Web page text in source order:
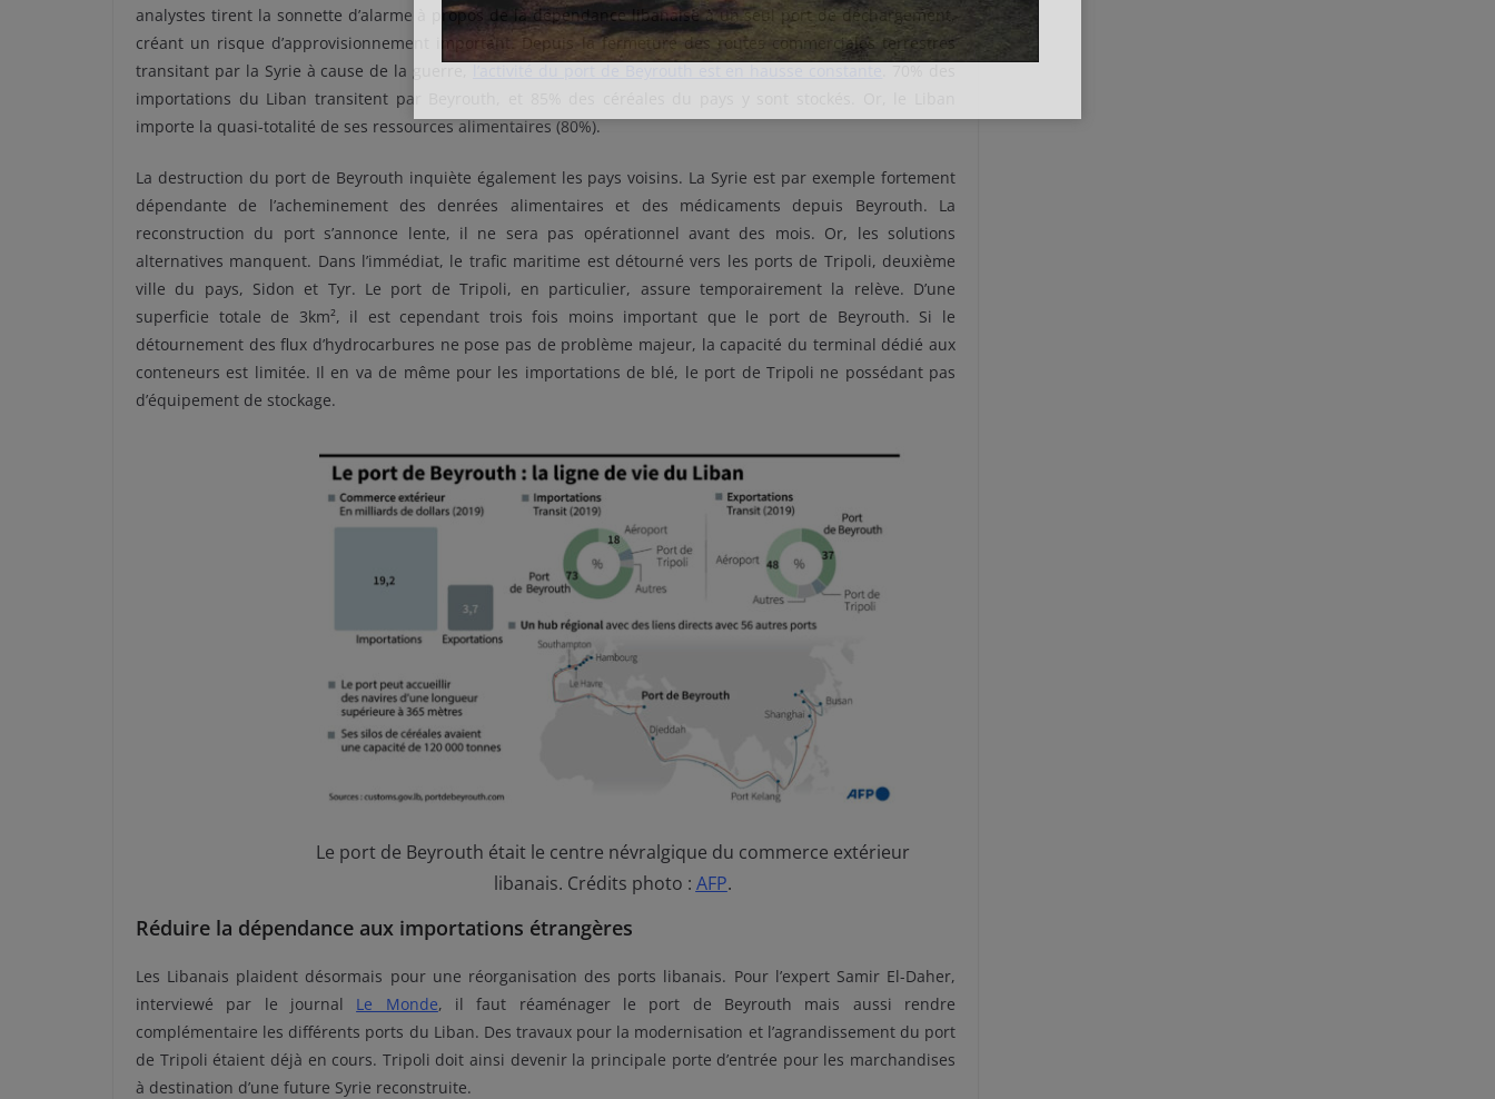
analystes tirent la sonnette d’alarme à propos de la dépendance libanaise à un seul port de déchargement,
créant un risque d’approvisionnement important. Depuis la fermeture des routes commerciales terrestres
transitant par la Syrie à cause de la guerre,
importations du Liban transitent par Beyrouth, et 85% des céréales du pays y sont stockés. Or, le Liban
importe la quasi-totalité de ses ressources alimentaires (80%).
La destruction du port de Beyrouth inquiète également les pays voisins. La Syrie est par exemple fortement
dépendante de l’acheminement des denrées alimentaires et des médicaments depuis Beyrouth. La
reconstruction du port s’annonce lente, il ne sera pas opérationnel avant des mois. Or, les solutions
alternatives manquent. Dans l’immédiat, le trafic maritime est détourné vers les ports de Tripoli, deuxième
ville du pays, Sidon et Tyr. Le port de Tripoli, en particulier, assure temporairement la relève. D’une
superficie totale de 3km², il est cependant trois fois moins important que le port de Beyrouth. Si le
détournement des flux d’hydrocarbures ne pose pas de problème majeur, la capacité du terminal dédié aux
conteneurs est limitée. Il en va de même pour les importations de blé, le port de Tripoli ne possédant pas
d’équipement de stockage.
Le port de Beyrouth était le centre névralgique du commerce extérieur
libanais. Crédits photo : AFP.
Réduire la dépendance aux importations étrangères
Les Libanais plaident désormais pour une réorganisation des ports libanais. Pour l’expert Samir El-Daher,
interviewé par le journal Le Monde, il faut réaménager le port de Beyrouth mais aussi rendre
complémentaire les différents ports du Liban. Des travaux pour la modernisation et l’agrandissement du port
de Tripoli étaient déjà en cours. Tripoli doit ainsi devenir la principale porte d’entrée pour les marchandises
à destination d’une future Syrie reconstruite.